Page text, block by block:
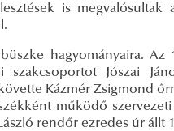
is megvalósultak
hagyományaira. Az
szakcsoportot Jószai
Kázmér Zsigmond
működő szervezeti
rendőr ezredes úr állt